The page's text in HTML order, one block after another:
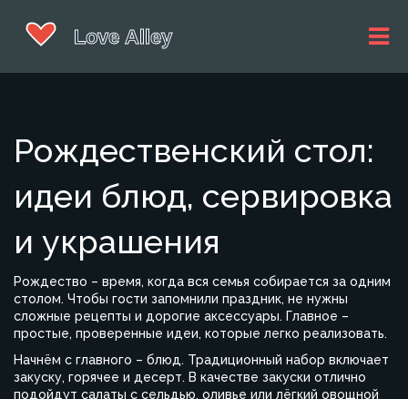
Рождественский стол:
идеи блюд, сервировка
и украшения
Рождество – время, когда вся семья собирается за одним
столом. Чтобы гости запомнили праздник, не нужны
сложные рецепты и дорогие аксессуары. Главное –
простые, проверенные идеи, которые легко реализовать.
Начнём с главного – блюд. Традиционный набор включает
закуску, горячее и десерт. В качестве закуски отлично
подойдут салаты с сельдью, оливье или лёгкий овощной